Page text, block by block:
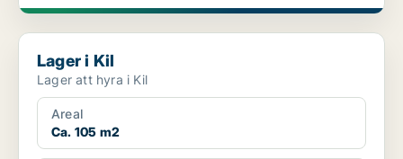
Lager i Kil
Lager i Kil
Lager att hyra i Kil
Areal
Ca. 105 m2